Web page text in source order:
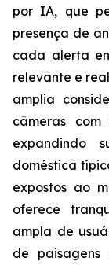
por IA, que
presença de
cada alerta
relevante e
amplia
câmeras
expandindo
doméstica
expostos ao
oferece
ampla de
de